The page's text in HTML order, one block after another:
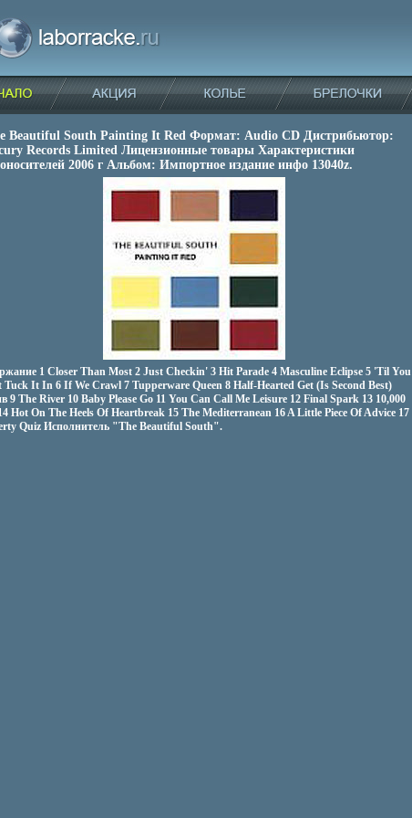
Beautiful South Painting It Red Формат: Audio CD Дистрибьютор:
Records Limited Лицензионные товары Характеристики
2006 г Альбом: Импортное издание инфо 13040z.
1 Closer Than Most 2 Just Checkin' 3 Hit Parade 4 Masculine Eclipse 5 'Til You
Tuck It In 6 If We Crawl 7 Tupperware Queen 8 Half-Hearted Get (Is Second Best)
9 The River 10 Baby Please Go 11 You Can Call Me Leisure 12 Final Spark 13 10,000
Hot On The Heels Of Heartbreak 15 The Mediterranean 16 A Little Piece Of Advice 17
Quiz Исполнитель "The Beautiful South".